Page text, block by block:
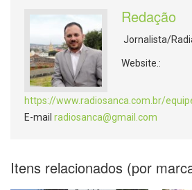
Redação
Jornalista/
Website.:
https://www.radiosanca.com.br/
E-mail radiosanca@gmail.com
Itens relacionados (por